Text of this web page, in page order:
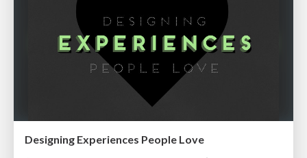
Designing Experiences People Love